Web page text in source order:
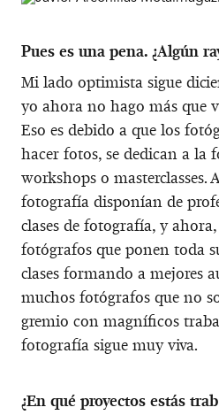
Pues es una pena. ¿Algún
Mi lado optimista sigue
yo ahora no hago más que
Eso es debido a que los
hacer fotos, se dedican a la
workshops o masterclasses.
fotografía disponían de
clases de fotografía, y
fotógrafos que ponen toda
clases formando a mejores
muchos fotógrafos que no
gremio con magníficos
fotografía sigue muy viva.
¿En qué proyectos estás